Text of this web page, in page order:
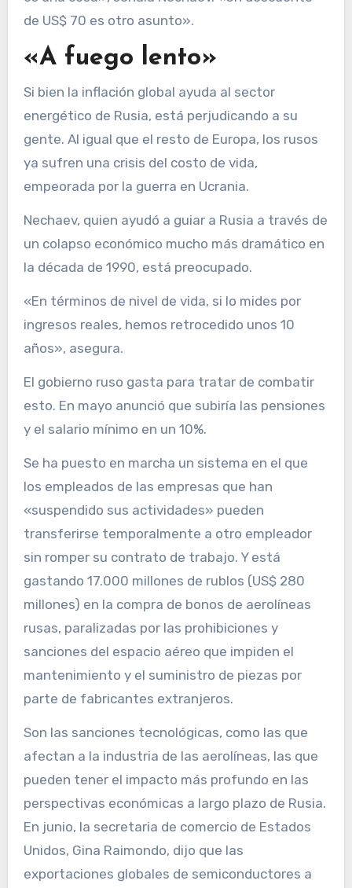
de US$ 70 es otro asunto».
«A fuego lento»
Si bien la inflación global ayuda al sector
energético de Rusia, está perjudicando a su
gente. Al igual que el resto de Europa, los rusos
ya sufren una crisis del costo de vida,
empeorada por la guerra en Ucrania.
Nechaev, quien ayudó a guiar a Rusia a través de
un colapso económico mucho más dramático en
la década de 1990, está preocupado.
«En términos de nivel de vida, si lo mides por
ingresos reales, hemos retrocedido unos 10
años», asegura.
El gobierno ruso gasta para tratar de combatir
esto. En mayo anunció que subiría las pensiones
y el salario mínimo en un 10%.
Se ha puesto en marcha un sistema en el que
los empleados de las empresas que han
«suspendido sus actividades» pueden
transferirse temporalmente a otro empleador
sin romper su contrato de trabajo. Y está
gastando 17.000 millones de rublos (US$ 280
millones) en la compra de bonos de aerolíneas
rusas, paralizadas por las prohibiciones y
sanciones del espacio aéreo que impiden el
mantenimiento y el suministro de piezas por
parte de fabricantes extranjeros.
Son las sanciones tecnológicas, como las que
afectan a la industria de las aerolíneas, las que
pueden tener el impacto más profundo en las
perspectivas económicas a largo plazo de Rusia.
En junio, la secretaria de comercio de Estados
Unidos, Gina Raimondo, dijo que las
exportaciones globales de semiconductores a